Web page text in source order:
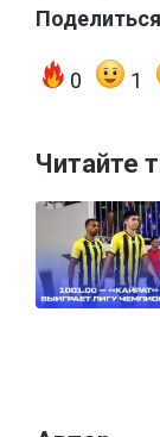
Поделиться
0 1
Читайте